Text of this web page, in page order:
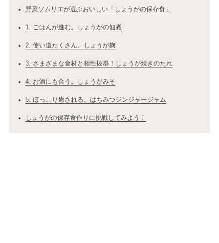
野菜ソムリエが選ぶおいしい「しょうがの保存食」
1. ごはんが進む。しょうがの佃煮
2. 使い道たくさん。しょうが麹
3. さまざまな食材と相性抜群！しょうが焼きのたれ
4. お酒にも合う。しょうがみそ
5. ほっこり癒される。はちみつジンジャージャム
しょうがの保存食作りに挑戦してみよう！